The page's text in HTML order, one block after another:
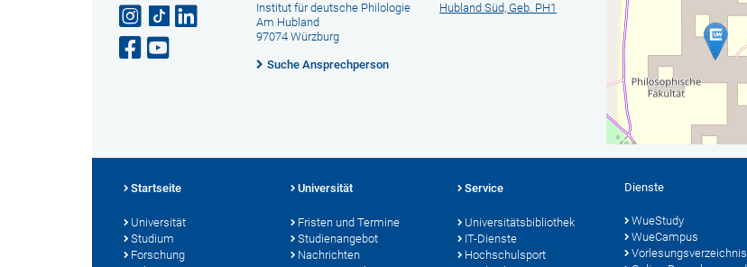
Institut für deutsche Philologie
Am Hubland
97074 Würzburg
Suche Ansprechperson
Hubland Süd, Geb. PH1
Startseite
Universität
Studium
Forschung
Universität
Fristen und Termine
Studienangebot
Nachrichten
Service
Universitätsbibliothek
IT-Dienste
Hochschulsport
Dienste
WueStudy
WueCampus
Vorlesungsverzeichnis